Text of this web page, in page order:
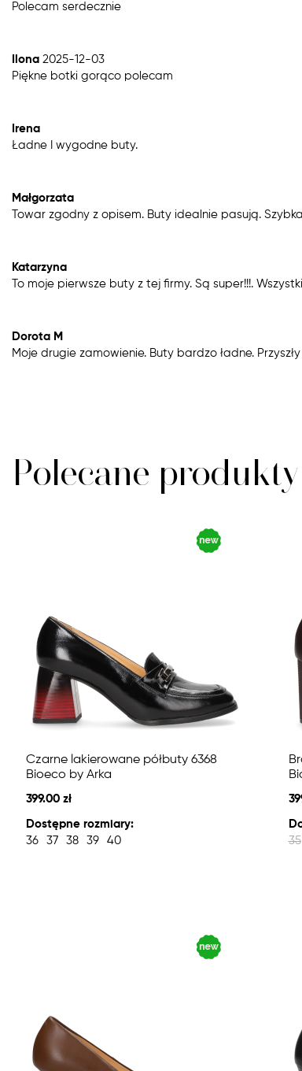
Polecam serdecznie
Ilona 2025-12-03
Piękne botki gorąco polecam
Irena
Ładne I wygodne buty.
Małgorzata
Towar zgodny z opisem. Buty idealnie pasują.
Katarzyna
To moje pierwsze buty z tej firmy. Są super!!!.
Dorota M
Moje drugie zamowienie. Buty bardzo ładne.
Polecane produkty
Czarne lakierowane półbuty 6368
Bioeco by Arka
399.00 zł
Dostępne rozmiary:
36
37 38 39 40
35